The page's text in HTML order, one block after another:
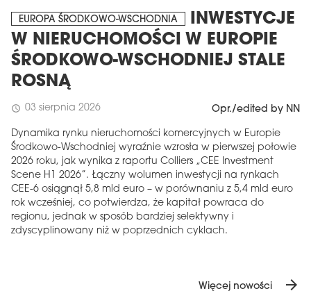
EUROPA ŚRODKOWO-WSCHODNIA
INWESTYCJE
W NIERUCHOMOŚCI W EUROPIE
ŚRODKOWO-WSCHODNIEJ STALE
ROSNĄ
schedule 03 sierpnia 2026 Opr./edited by NN
Dynamika rynku nieruchomości komercyjnych w Europie
Środkowo-Wschodniej wyraźnie wzrosła w pierwszej połowie
2026 roku, jak wynika z raportu Colliers „CEE Investment
Scene H1 2026”. Łączny wolumen inwestycji na rynkach
CEE-6 osiągnął 5,8 mld euro – w porównaniu z 5,4 mld euro
rok wcześniej, co potwierdza, że ​​kapitał powraca do
regionu, jednak w sposób bardziej selektywny i
zdyscyplinowany niż w poprzednich cyklach.
Więcej nowości arrow_forward